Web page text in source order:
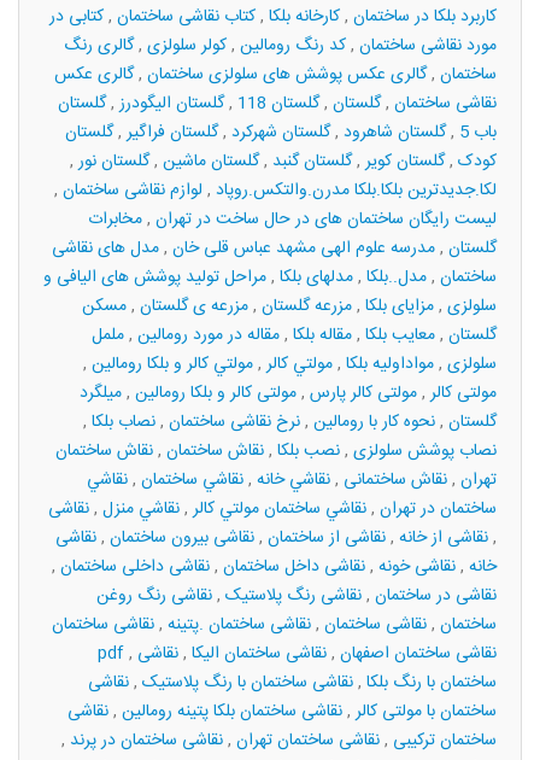
کاربرد بلکا در ساختمان ,کارخانه بلکا ,کتاب نقاشی ساختمان ,کتابی در
مورد نقاشی ساختمان ,کد رنگ رومالین ,کولر سلولزی ,گالری رنگ
ساختمان ,گالری عکس پوشش های سلولزی ساختمان ,گالری عکس
نقاشی ساختمان ,گلستان ,گلستان 118 ,گلستان الیگودرز,گلستان
باب 5
,گلستان شاهرود ,گلستان شهرکرد ,گلستان فراگیر,گلستان
کودک ,گلستان کویر,گلستان گنبد ,گلستان ماشین ,گلستان نور,
لکا.جدیدترین بلکا.بلکا مدرن.والتکس.روپاد , لوازم نقاشی ساختمان ,
لیست رایگان ساختمان های در حال ساخت در تهران ,مخابرات
گلستان ,مدرسه علوم الهی مشهد عباس قلی خان ,مدل های نقاشی
ساختمان ,مدل..بلکا ,مدلهای بلکا ,مراحل تولید پوشش های الیافی و
سلولزی ,مزایای بلکا ,مزرعه گلستان ,مزرعه ی گلستان ,مسکن
گلستان ,معایب بلکا ,مقاله بلکا ,مقاله در مورد رومالین ,ململ
سلولزی ,مواداولیه بلکا ,مولتي كالر,مولتي كالر و بلكا رومالین ,
مولتی کالر,مولتی کالر پارس ,مولتی کالر و بلکا رومالین ,میلگرد
گلستان ,نحوه کار با رومالین ,نرخ نقاشی ساختمان ,نصاب بلکا ,
نصاب پوشش سلولزی ,نصب بلکا ,نقاش ساختمان ,نقاش ساختمان
تهران ,نقاش ساختمانی ,نقاشي خانه ,نقاشي ساختمان ,نقاشي
ساختمان در تهران ,نقاشي ساختمان مولتي كالر,نقاشي منزل ,نقاشی
,نقاشی از خانه ,نقاشی از ساختمان ,نقاشی بیرون ساختمان ,نقاشی
خانه ,نقاشی خونه ,نقاشی داخل ساختمان ,نقاشی داخلی ساختمان ,
نقاشی در ساختمان ,نقاشی رنگ پلاستیک ,نقاشی رنگ روغن
ساختمان ,نقاشی ساختمان ,نقاشی ساختمان .پتینه ,نقاشی ساختمان
pdf, نقاشی ساختمان اصفهان ,نقاشی ساختمان الیکا ,نقاشی
ساختمان با رنگ بلکا ,نقاشی ساختمان با رنگ پلاستیک ,نقاشی
ساختمان با مولتی کالر,نقاشی ساختمان بلکا پتینه رومالین ,نقاشی
ساختمان ترکیبی ,نقاشی ساختمان تهران ,نقاشی ساختمان در پرند ,